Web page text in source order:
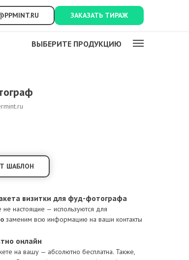
ЗАКАЗАТЬ ТИРАЖ
ВЫБЕРИТЕ ПРОДУКЦИЮ
ШАБЛОН
визитки для фуд-фотографа
настоящие — используются для
заменим всю информацию на ваши контакты
онлайн
на вашу — абсолютно бесплатна. Также,